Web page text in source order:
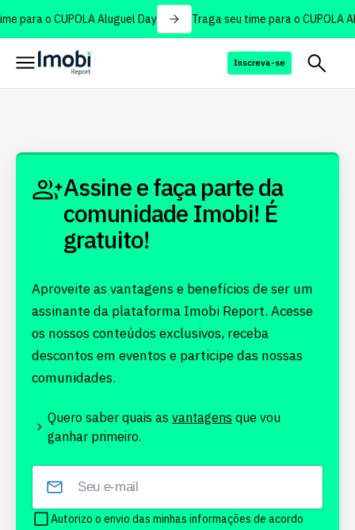
para o CUPOLA Aluguel Day Traga seu time para o CUPOLA
Inscreva-se
Assine e faça parte da
comunidade Imobi! É
gratuito!
Aproveite as vantagens e benefícios de ser um
assinante da plataforma Imobi Report. Acesse
os nossos conteúdos exclusivos, receba
descontos em eventos e participe das nossas
comunidades.
Quero saber quais as vantagens que vou
ganhar primeiro.
Autorizo o envio das minhas informações de acordo